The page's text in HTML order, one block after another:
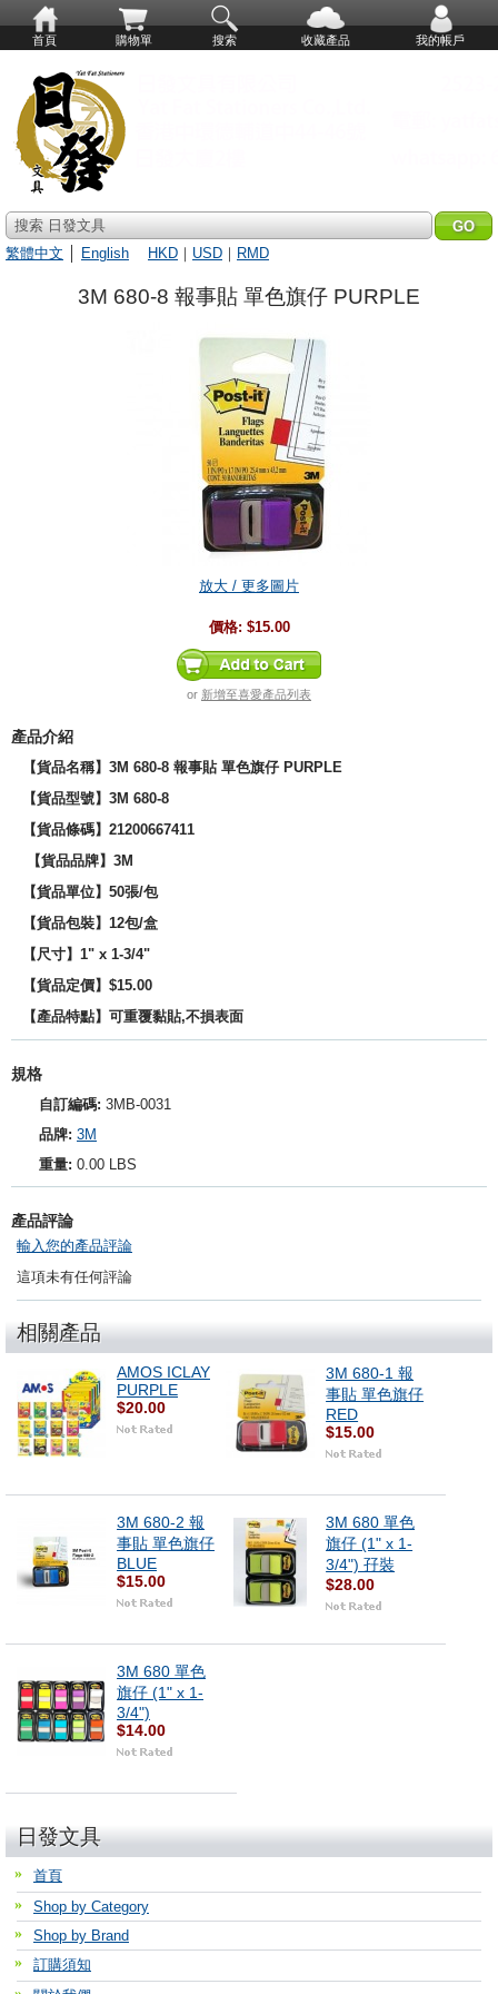
首頁 購物單 搜索 收藏產品 我的帳戶
搜索 日發文具
繁體中文
English HKD ｜ USD ｜ RMD
3M 680-8 報事貼 單色旗仔 PURPLE
放大 / 更多圖片
價格: $15.00
or 新增至喜愛產品列表
產品介紹
【貨品名稱】3M 680-8 報事貼 單色旗仔 PURPLE
【貨品型號】3M 680-8
【貨品條碼】21200667411
【貨品品牌】3M
【貨品單位】50張/包
【貨品包裝】12包/盒
【尺寸】 1" x 1-3/4"
【貨品定價】$15.00
【產品特點】可重覆黏貼,不損表面
規格
自訂編碼: 3MB-0031
品牌: 3M
重量: 0.00 LBS
產品評論
輸入您的產品評論
這項未有任何評論
相關產品
AMOS ICLAY
PURPLE
$20.00
3M 680-1 報
事貼 單色旗仔
RED
$15.00
3M 680-2 報
事貼 單色旗仔
BLUE
$15.00
3M 680 單色
旗仔 (1" x 1-
3/4") 孖裝
$28.00
3M 680 單色
旗仔 (1" x 1-
3/4")
$14.00
日發文具
首頁
Shop by Category
Shop by Brand
訂購須知